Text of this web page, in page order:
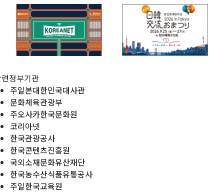
정부기관
주일본대한민국대사관
문화체육관광부
주오사카한국문화원
코리아넷
한국관광공사
한국콘텐츠진흥원
국외소재문화유산재단
한국농수산식품유통공사
주일한국교육원